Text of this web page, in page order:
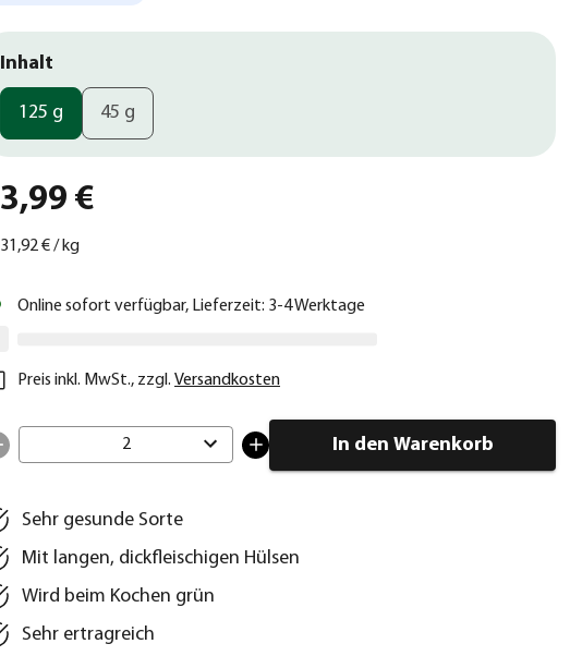
Inhalt
125 g 45 g
3,99 €
31,92 €/ kg
Online sofort verfügbar, Lieferzeit: 3-4 Werktage
Preis inkl. MwSt., zzgl. Versandkosten
2 In den Warenkorb
Sehr gesunde Sorte
Mit langen, dickfleischigen Hülsen
Wird beim Kochen grün
Sehr ertragreich